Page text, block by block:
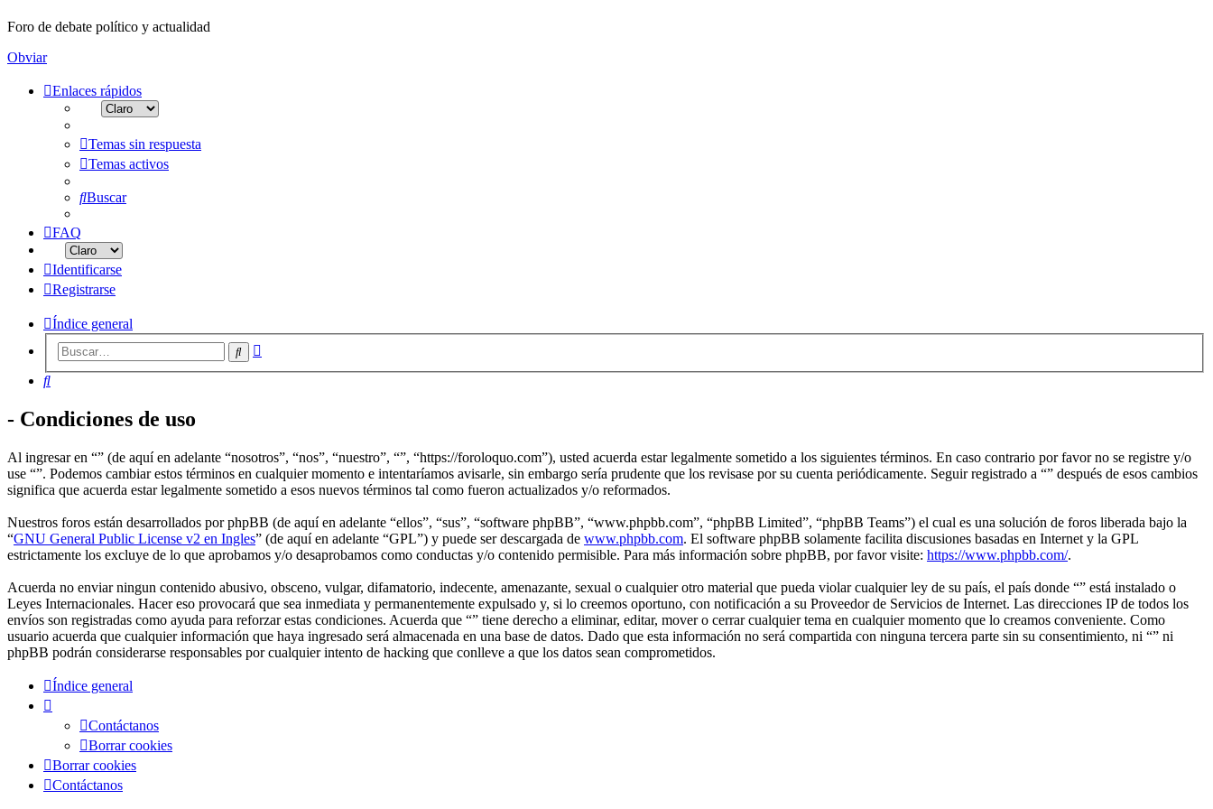
Foro de debate político y actualidad
Obviar
Enlaces rápidos
Temas sin respuesta
Temas activos
Buscar
FAQ
Identificarse
Registrarse
Índice general
Buscar
Buscar
- Condiciones de uso
Al ingresar en “” (de aquí en adelante “nosotros”, “nos”, “nuestro”, “”, “https://foroloquo.com”), usted acuerda estar legalmente sometido a los siguientes términos. En caso contrario por favor no se registre y/o
use “”. Podemos cambiar estos términos en cualquier momento e intentaríamos avisarle, sin embargo sería prudente que los revisase por su cuenta periódicamente. Seguir registrado a “” después de esos cambios
significa que acuerda estar legalmente sometido a esos nuevos términos tal como fueron actualizados y/o reformados.
Nuestros foros están desarrollados por phpBB (de aquí en adelante “ellos”, “sus”, “software phpBB”, “www.phpbb.com”, “phpBB Limited”, “phpBB Teams”) el cual es una solución de foros liberada bajo la
“GNU General Public License v2 en Ingles” (de aquí en adelante “GPL”) y puede ser descargada de www.phpbb.com. El software phpBB solamente facilita discusiones basadas en Internet y la GPL
estrictamente los excluye de lo que aprobamos y/o desaprobamos como conductas y/o contenido permisible. Para más información sobre phpBB, por favor visite: https://www.phpbb.com/.
Acuerda no enviar ningun contenido abusivo, obsceno, vulgar, difamatorio, indecente, amenazante, sexual o cualquier otro material que pueda violar cualquier ley de su país, el país donde “” está instalado o
Leyes Internacionales. Hacer eso provocará que sea inmediata y permanentemente expulsado y, si lo creemos oportuno, con notificación a su Proveedor de Servicios de Internet. Las direcciones IP de todos los
envíos son registradas como ayuda para reforzar estas condiciones. Acuerda que “” tiene derecho a eliminar, editar, mover o cerrar cualquier tema en cualquier momento que lo creamos conveniente. Como
usuario acuerda que cualquier información que haya ingresado será almacenada en una base de datos. Dado que esta información no será compartida con ninguna tercera parte sin su consentimiento, ni “” ni
phpBB podrán considerarse responsables por cualquier intento de hacking que conlleve a que los datos sean comprometidos.
Índice general
Contáctanos
Borrar cookies
Borrar cookies
Contáctanos